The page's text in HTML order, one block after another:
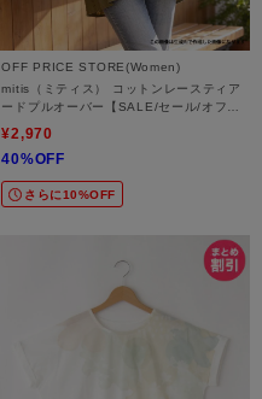
OFF PRICE STORE(Women)
mitis（ミティス） コットンレースティア
ードプルオーバー【SALE/セール/オフプ
ライス/カジュアル/デイリー/トレンド】
¥2,970
40%OFF
さらに10%OFF